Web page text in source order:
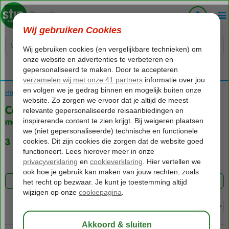
Voelt als thuiskomen...
Home Vakantie reizen
Caleta de Fuste
met (Ultra) All Inclusive
3 aanbiedingen
FILTER 3 AANBIEDINGEN